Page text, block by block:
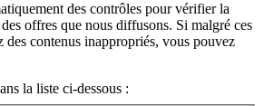
des contrôles pour vérifier la
offres que nous diffusons. Si malgré ces
des contenus inappropriés, vous pouvez
la liste ci-dessous :